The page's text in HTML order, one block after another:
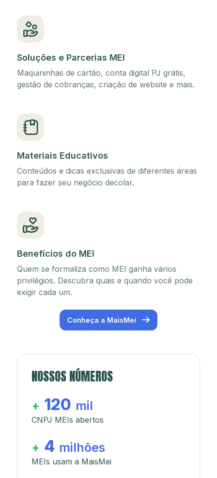
Soluções e Parcerias MEI
Maquininhas de cartão, conta digital PJ grátis,
gestão de cobranças, criação de website e mais.
Materiais Educativos
Conteúdos e dicas exclusivas de diferentes áreas
para fazer seu negócio decolar.
Benefícios do MEI
Quem se formaliza como MEI ganha vários
privilégios. Descubra quais e quando você pode
exigir cada um.
Conheça a MaisMei
NOSSOS NÚMEROS
+ 120 mil
CNPJ MEIs abertos
+ 4 milhões
MEIs usam a MaisMei